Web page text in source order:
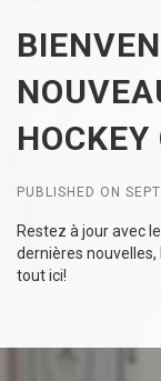
PUBLISHED ON
Restez à jour avec
dernières nouvelles,
tout ici!